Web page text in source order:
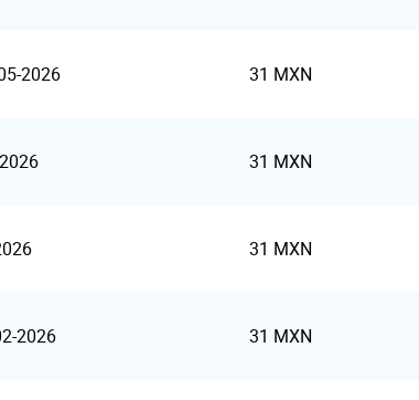
2026 31 MXN
31 MXN
31 MXN
2026 31 MXN